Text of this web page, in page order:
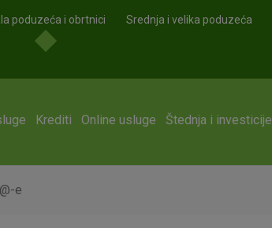
poduzeća i obrtnici Srednja i velika poduzeća
Krediti Online usluge Štednja i investicije
e